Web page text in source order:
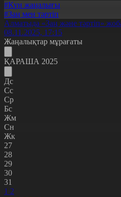
#Күн жаңалығы
#Заң мен тәртіп
Алматыда «Заң және тәртіп»
08.11.2025, 17:15
Жаңалықтар мұрағаты
ҚАРАША 2025
Дс
Сс
Ср
Бс
Жм
Сн
Жк
27
28
29
30
31
1 2